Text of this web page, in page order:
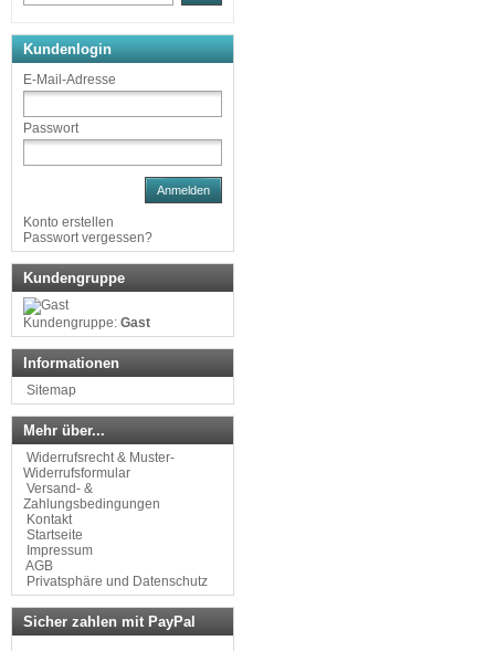
Kundenlogin
E-Mail-Adresse
Passwort
Anmelden
Konto erstellen
Passwort vergessen?
Kundengruppe
Kundengruppe: Gast
Informationen
Sitemap
Mehr über...
Widerrufsrecht & Muster-
Widerrufsformular
Versand- &
Zahlungsbedingungen
Kontakt
Startseite
Impressum
AGB
Privatsphäre und Datenschutz
Sicher zahlen mit PayPal